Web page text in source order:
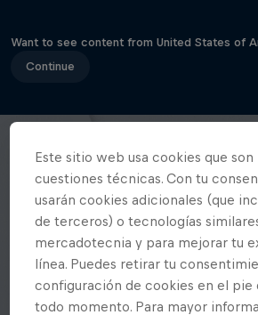
Want to see content from United States of
Continue
Este sitio web usa cookies que
cuestiones técnicas. Con tu
usarán cookies adicionales (que
de terceros) o tecnologías
mercadotecnia y para mejorar tu
línea. Puedes retirar tu
configuración de cookies en el pie
todo momento. Para mayor